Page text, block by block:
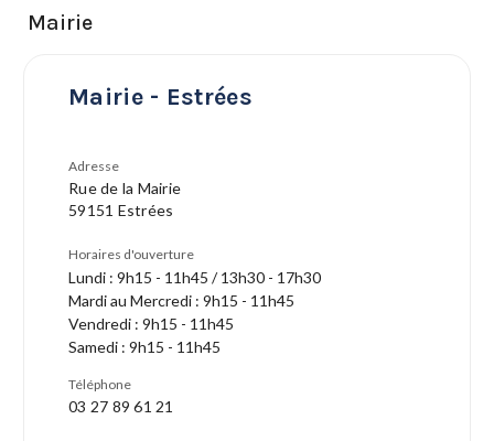
Mairie
Mairie - Estrées
Adresse
Rue de la Mairie
59151 Estrées
Horaires d'ouverture
Lundi : 9h15 - 11h45 / 13h30 - 17h30
Mardi au Mercredi : 9h15 - 11h45
Vendredi : 9h15 - 11h45
Samedi : 9h15 - 11h45
Téléphone
03 27 89 61 21